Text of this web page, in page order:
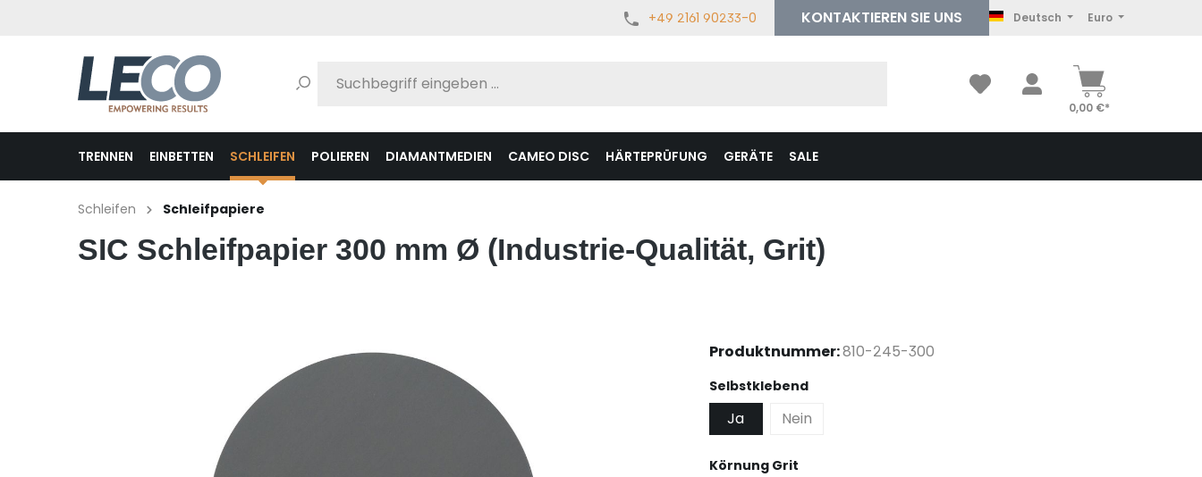
+49 2161 90233-0 KONTAKTIEREN SIE UNS Deutsch Euro
0,00 €*
TRENNEN EINBETTEN SCHLEIFEN POLIEREN DIAMANTMEDIEN CAMEO DISC HÄRTEPRÜFUNG GERÄTE SALE
Schleifen Schleifpapiere
SIC Schleifpapier 300 mm Ø (Industrie-Qualität, Grit)
Produktnummer:810-245-300
Selbstklebendauswählen
Ja Nein
Körnung Gritauswählen